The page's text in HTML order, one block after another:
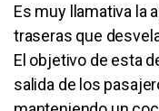
Es muy llamativa la
traseras que
El objetivo de esta
salida de los